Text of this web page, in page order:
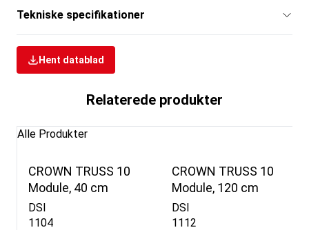
Tekniske specifikationer
Hent datablad
Relaterede produkter
Alle Produkter
CROWN TRUSS 10
Module, 40 cm
DSI
1104
CROWN TRUSS 10
Module, 120 cm
DSI
1112